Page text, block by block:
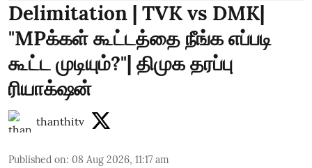
Delimitation | TVK vs DMK|
"MPக்கள் கூட்டத்தை நீங்க எப்படி
கூட்ட முடியும்?"| திமுக தரப்பு
ரியாக்‌ஷன்
thanthitv
Published on: 08 Aug 2026, 11:17 am